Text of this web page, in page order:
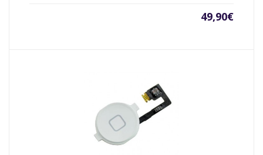
49,90€